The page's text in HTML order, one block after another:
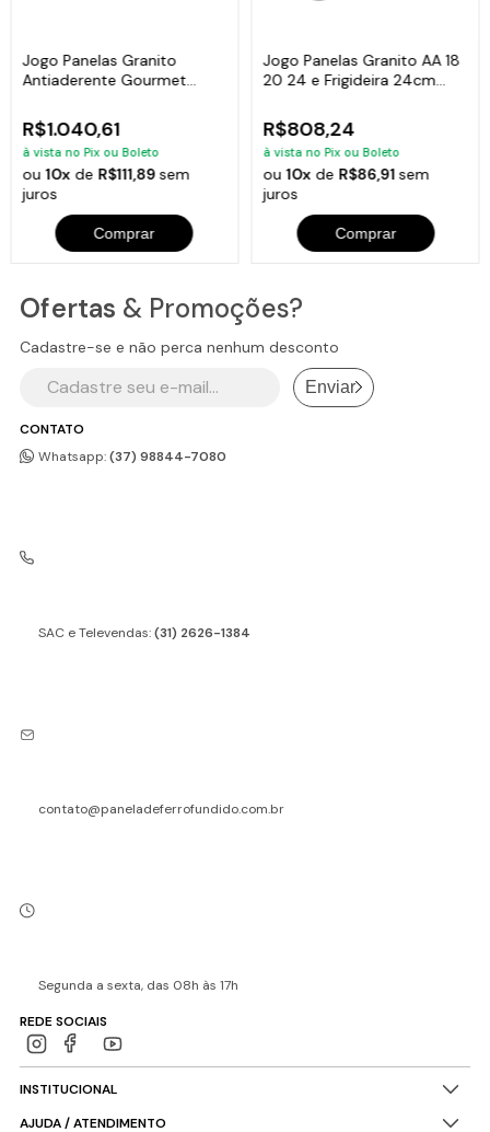
Jogo Panelas Granito
Antiaderente Gourmet
R$1.040,61
à vista no Pix ou Boleto
ou10x de R$111,89sem
juros
Comprar
Jogo Panelas Granito AA 18
20 24 e Frigideira 24cm
R$808,24
à vista no Pix ou Boleto
ou10x de R$86,91sem
juros
Comprar
CONTATO
Whatsapp:(37) 98844-7080
SAC e Televendas:(31) 2626-1384
contato@paneladeferrofundido.com.br
Segunda a sexta, das 08h às 17h
REDE SOCIAIS
INSTITUCIONAL
AJUDA / ATENDIMENTO
Ofertas & Promoções?
Cadastre-se e não perca nenhum desconto
Enviar